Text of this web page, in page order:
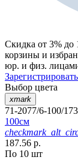
Скидка от 3% до
корзины и
юр. и физ.
Выбор цвета
xmark
71-2077/6-100/173
100см
187.56 р.
По 10 шт